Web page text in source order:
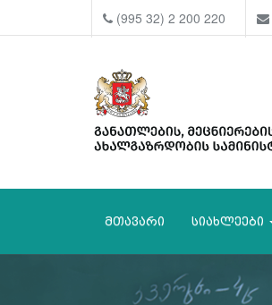
(995 32) 2 200 220
მთავარი სიახლეები